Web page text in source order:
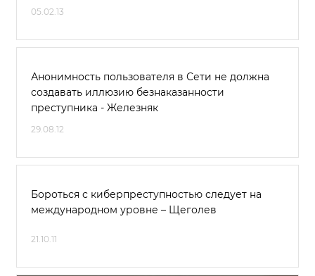
05.02.13
Анонимность пользователя в Сети не должна
создавать иллюзию безнаказанности
преступника - Железняк
29.08.12
Бороться с киберпреступностью следует на
международном уровне – Щеголев
21.10.11